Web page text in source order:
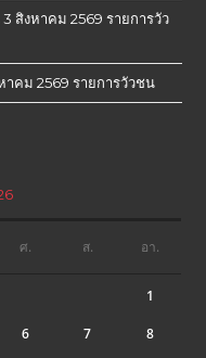
สิงหาคม 2569 รายการวัว
คม 2569 รายการวัวชน
ศ. ส. อา.
1
6 7 8